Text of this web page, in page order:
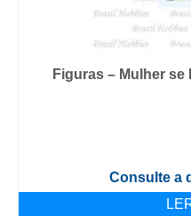
Figuras – Mulher se
Consulte a